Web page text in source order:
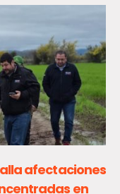
afectaciones
en